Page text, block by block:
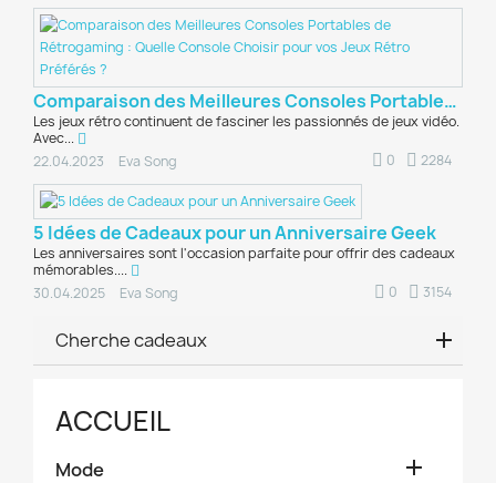
Comparaison des Meilleures Consoles Portables...
Les jeux rétro continuent de fasciner les passionnés de jeux vidéo.
Avec...
22.04.2023
Eva Song 2284
0
5 Idées de Cadeaux pour un Anniversaire Geek
Les anniversaires sont l'occasion parfaite pour offrir des cadeaux
mémorables....
30.04.2025
Eva Song 3154
0
Cherche cadeaux
ACCUEIL
Mode 